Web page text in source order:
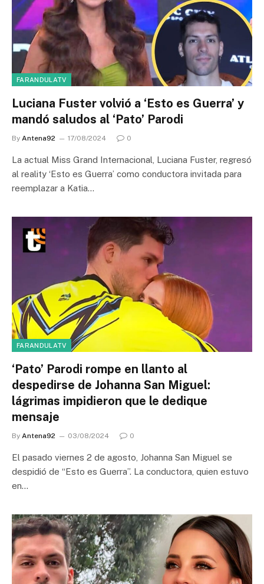
FARANDULATV
Luciana Fuster volvió a ‘Esto es Guerra’ y
mandó saludos al ‘Pato’ Parodi
By Antena92 17/08/2024 0
La actual Miss Grand Internacional, Luciana Fuster, regresó
al reality ‘Esto es Guerra’ como conductora invitada para
reemplazar a Katia…
FARANDULATV
‘Pato’ Parodi rompe en llanto al
despedirse de Johanna San Miguel:
lágrimas impidieron que le dedique
mensaje
By Antena92 03/08/2024 0
El pasado viernes 2 de agosto, Johanna San Miguel se
despidió de “Esto es Guerra”. La conductora, quien estuvo
en…